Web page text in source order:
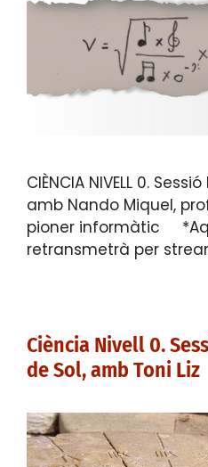
CIÈNCIA NIVELL 0.
amb Nando Miquel,
pioner informàtic
retransmetrà per
Ciència Nivell 0.
de Sol, amb Toni Liz